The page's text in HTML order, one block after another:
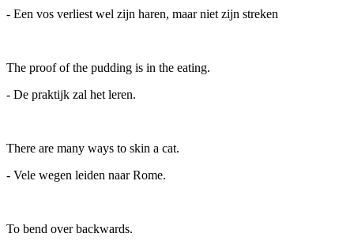
- Een vos verliest wel zijn haren, maar niet zijn streken
The proof of the pudding is in the eating.
- De praktijk zal het leren.
There are many ways to skin a cat.
- Vele wegen leiden naar Rome.
To bend over backwards.